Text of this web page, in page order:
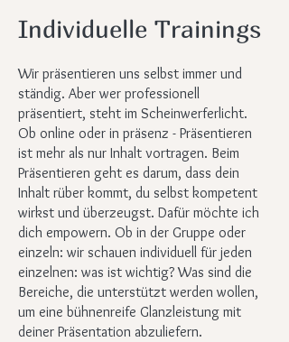
Individuelle Trainings
Wir präsentieren uns selbst immer und
ständig. Aber wer professionell
präsentiert, steht im Scheinwerferlicht.
Ob online oder in präsenz - Präsentieren
ist mehr als nur Inhalt vortragen. Beim
Präsentieren geht es darum, dass dein
Inhalt rüber kommt, du selbst kompetent
wirkst und überzeugst. Dafür möchte ich
dich empowern. Ob in der Gruppe oder
einzeln: wir schauen individuell für jeden
einzelnen: was ist wichtig? Was sind die
Bereiche, die unterstützt werden wollen,
um eine bühnenreife Glanzleistung mit
deiner Präsentation abzuliefern.